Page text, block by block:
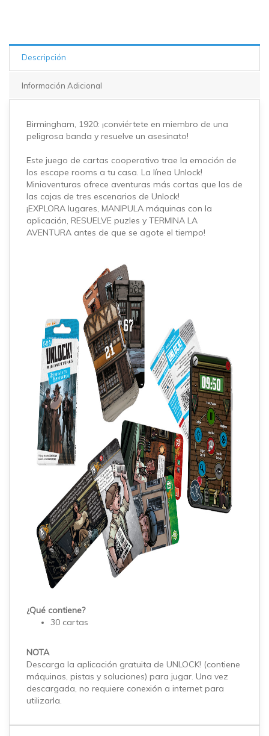
Descripción
Información Adicional
Birmingham, 1920: ¡conviértete en miembro de una
peligrosa banda y resuelve un asesinato!
Este juego de cartas cooperativo trae la emoción de
los escape rooms a tu casa. La línea Unlock!
Miniaventuras ofrece aventuras más cortas que las de
las cajas de tres escenarios de Unlock!
¡EXPLORA lugares, MANIPULA máquinas con la
aplicación, RESUELVE puzles y TERMINA LA
AVENTURA antes de que se agote el tiempo!
¿Qué contiene?
30 cartas
NOTA
Descarga la aplicación gratuita de UNLOCK! (contiene
máquinas, pistas y soluciones) para jugar. Una vez
descargada, no requiere conexión a internet para
utilizarla.